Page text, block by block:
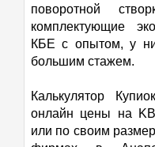
поворотной
комплектующие
КБЕ с опытом, у
большим стажем.
Калькулятор
онлайн цены на
или по своим